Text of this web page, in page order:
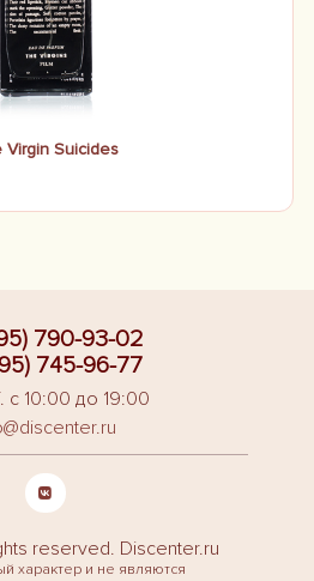
Virgin Suicides
790-93-02
745-96-77
с 10:00 до 19:00
reserved. Discenter.ru
характер и не являются